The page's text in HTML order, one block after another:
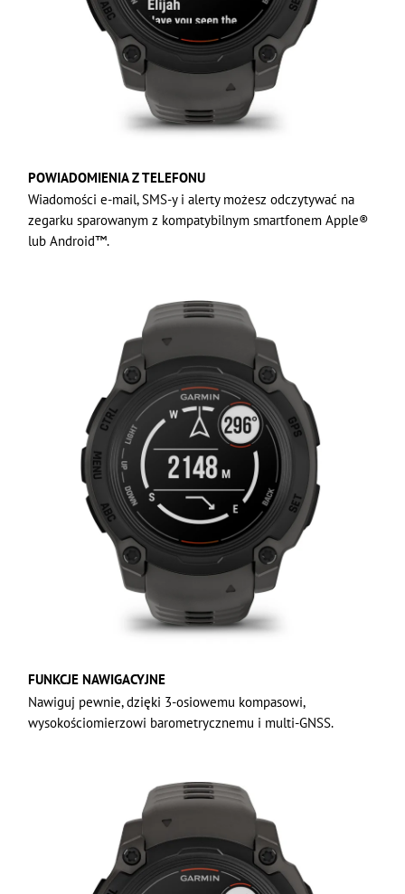
POWIADOMIENIA Z TELEFONU
Wiadomości e-mail, SMS-y i alerty możesz odczytywać na
zegarku sparowanym z kompatybilnym smartfonem Apple®
lub Android™.
FUNKCJE NAWIGACYJNE
Nawiguj pewnie, dzięki 3-osiowemu kompasowi,
wysokościomierzowi barometrycznemu i multi-GNSS.